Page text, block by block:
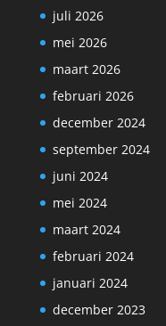
juli 2026
mei 2026
maart 2026
februari 2026
december 2024
september 2024
juni 2024
mei 2024
maart 2024
februari 2024
januari 2024
december 2023